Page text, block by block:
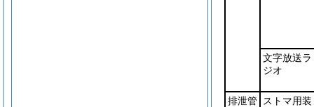
文字放送ラ
ジオ
排泄管
ストマ用装